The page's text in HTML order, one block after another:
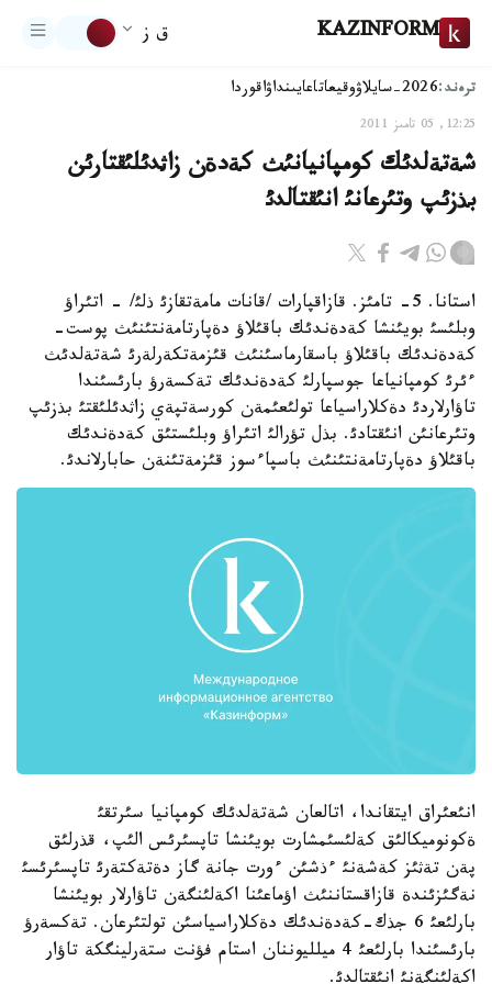
KAZINFORM ق ز
ترەند:2026-سايلاۋ وقيعاتاعايىنداۋاقوردا
12:25, 05 تامىز 2011
شةتةلدئك كومپانيانئث كةدةن زاثدئلئقتارئن
بذزئپ وتئرعانئ انئقتالدئ
استانا. 5- تامئز. قازاقپارات /قانات مامةتقازئ ذلئ/ - اتئراؤ
وبلئسئ بويئنشا كةدةندئك باقئلاؤ دةپارتامةنتئنئث پوست-
كةدةندئك باقئلاؤ باسقارماسئنئث قئزمةتكةرلةرئ شةتةلدئث
ءئرئ كومپانياعا جوسپارلئ كةدةندئك تةكسةرؤ بارئسئندا
تاؤارلاردئ دةكلاراسياعا تولئعئمةن كورسةتپةي زاثدئلئقتئ بذزئپ
وتئرعانئن انئقتادئ. بذل تؤرالئ اتئراؤ وبلئستئق كةدةندئك
باقئلاؤ دةپارتامةنتئنئث باسپاءسوز قئزمةتئنةن حابارلاندئ.
انئعئراق ايتقاندا، اتالعان شةتةلدئك كومپانيا سئرتقئ
ةكونوميكالئق كةلئسئمشارت بويئنشا تاپسئرئس الئپ، قذرلئق
پةن تةثئز كةشةنئ ءذشئن ءورت جانة گاز دةتةكتةرئ تاپسئرئسئ
نةگئزئندة قازاقستاننئث اؤماعئنا اكةلئنگةن تاؤارلار بويئنشا
بارلئعئ 6 جذك-كةدةندئك دةكلاراسياسئن تولتئرعان. تةكسةرؤ
بارئسئندا بارلئعئ 4 ميلليوننان استام فؤنت ستةرلينگكة تاؤار
اكةلئنگةنئ انئقتالدئ.